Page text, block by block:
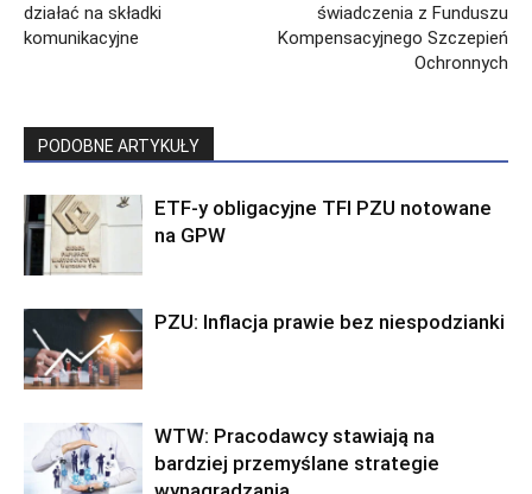
działać na składki
komunikacyjne
świadczenia z Funduszu
Kompensacyjnego Szczepień
Ochronnych
PODOBNE ARTYKUŁY
ETF-y obligacyjne TFI PZU notowane
na GPW
PZU: Inflacja prawie bez niespodzianki
WTW: Pracodawcy stawiają na
bardziej przemyślane strategie